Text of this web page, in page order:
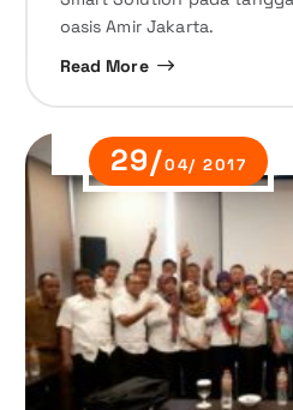
oasis Amir Jakarta.
Read More
29/04/ 2017